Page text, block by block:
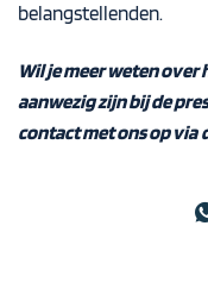
belangstellenden.
Wil je meer weten over
aanwezig zijn bij de
contact met ons op via